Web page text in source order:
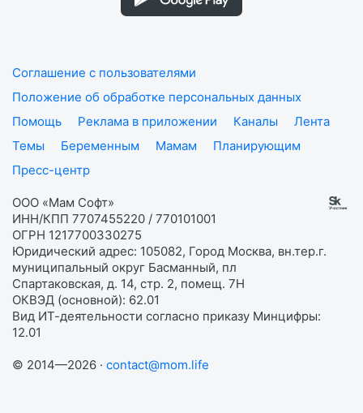
Соглашение с пользователями
Положение об обработке персональных данных
Помощь
Реклама в приложении Каналы
Лента
Темы
Беременным Мамам
Планирующим
Пресс-центр
ООО «Мам Софт»
ИНН/КПП 7707455220 / 770101001
ОГРН 1217700330275
Юридический адрес: 105082, Город Москва, вн.тер.г.
муниципальный округ Басманный, пл
Спартаковская, д. 14, стр. 2, помещ. 7Н
ОКВЭД (основной): 62.01
Вид ИТ-деятельности согласно приказу Минцифры:
12.01
© 2014—2026 · contact@mom.life